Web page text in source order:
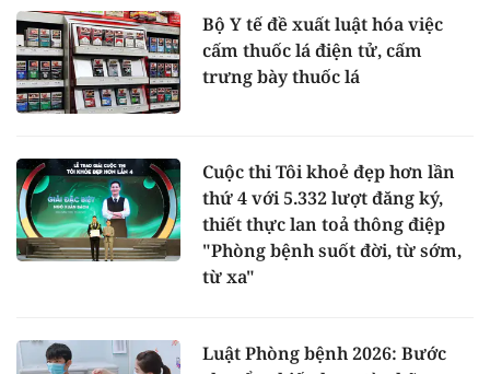
Bộ Y tế đề xuất luật hóa việc
cấm thuốc lá điện tử, cấm
trưng bày thuốc lá
Cuộc thi Tôi khoẻ đẹp hơn lần
thứ 4 với 5.332 lượt đăng ký,
thiết thực lan toả thông điệp
"Phòng bệnh suốt đời, từ sớm,
từ xa"
Luật Phòng bệnh 2026: Bước